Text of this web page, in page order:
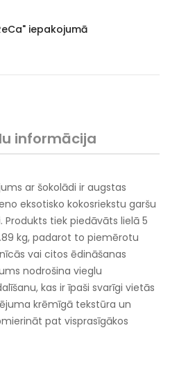
iepakojumā
informācija
ar šokolādi ir augstas
eksotisko kokosriekstu garšu
tiek piedāvāts lielā 5
kg, padarot to piemērotu
vai citos ēdināšanas
nodrošina vieglu
kas ir īpaši svarīgi vietās
krēmīgā tekstūra un
pat visprasīgākos